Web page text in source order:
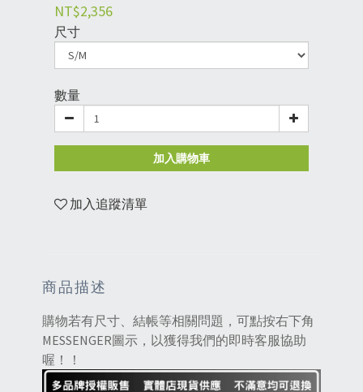
NT$2,356
尺寸
數量
加入購物車
加入追蹤清單
商品描述
購物若有尺寸、結帳等相關問題，可點按右下角
MESSENGER圖示，以獲得我們的即時客服協助
喔！！